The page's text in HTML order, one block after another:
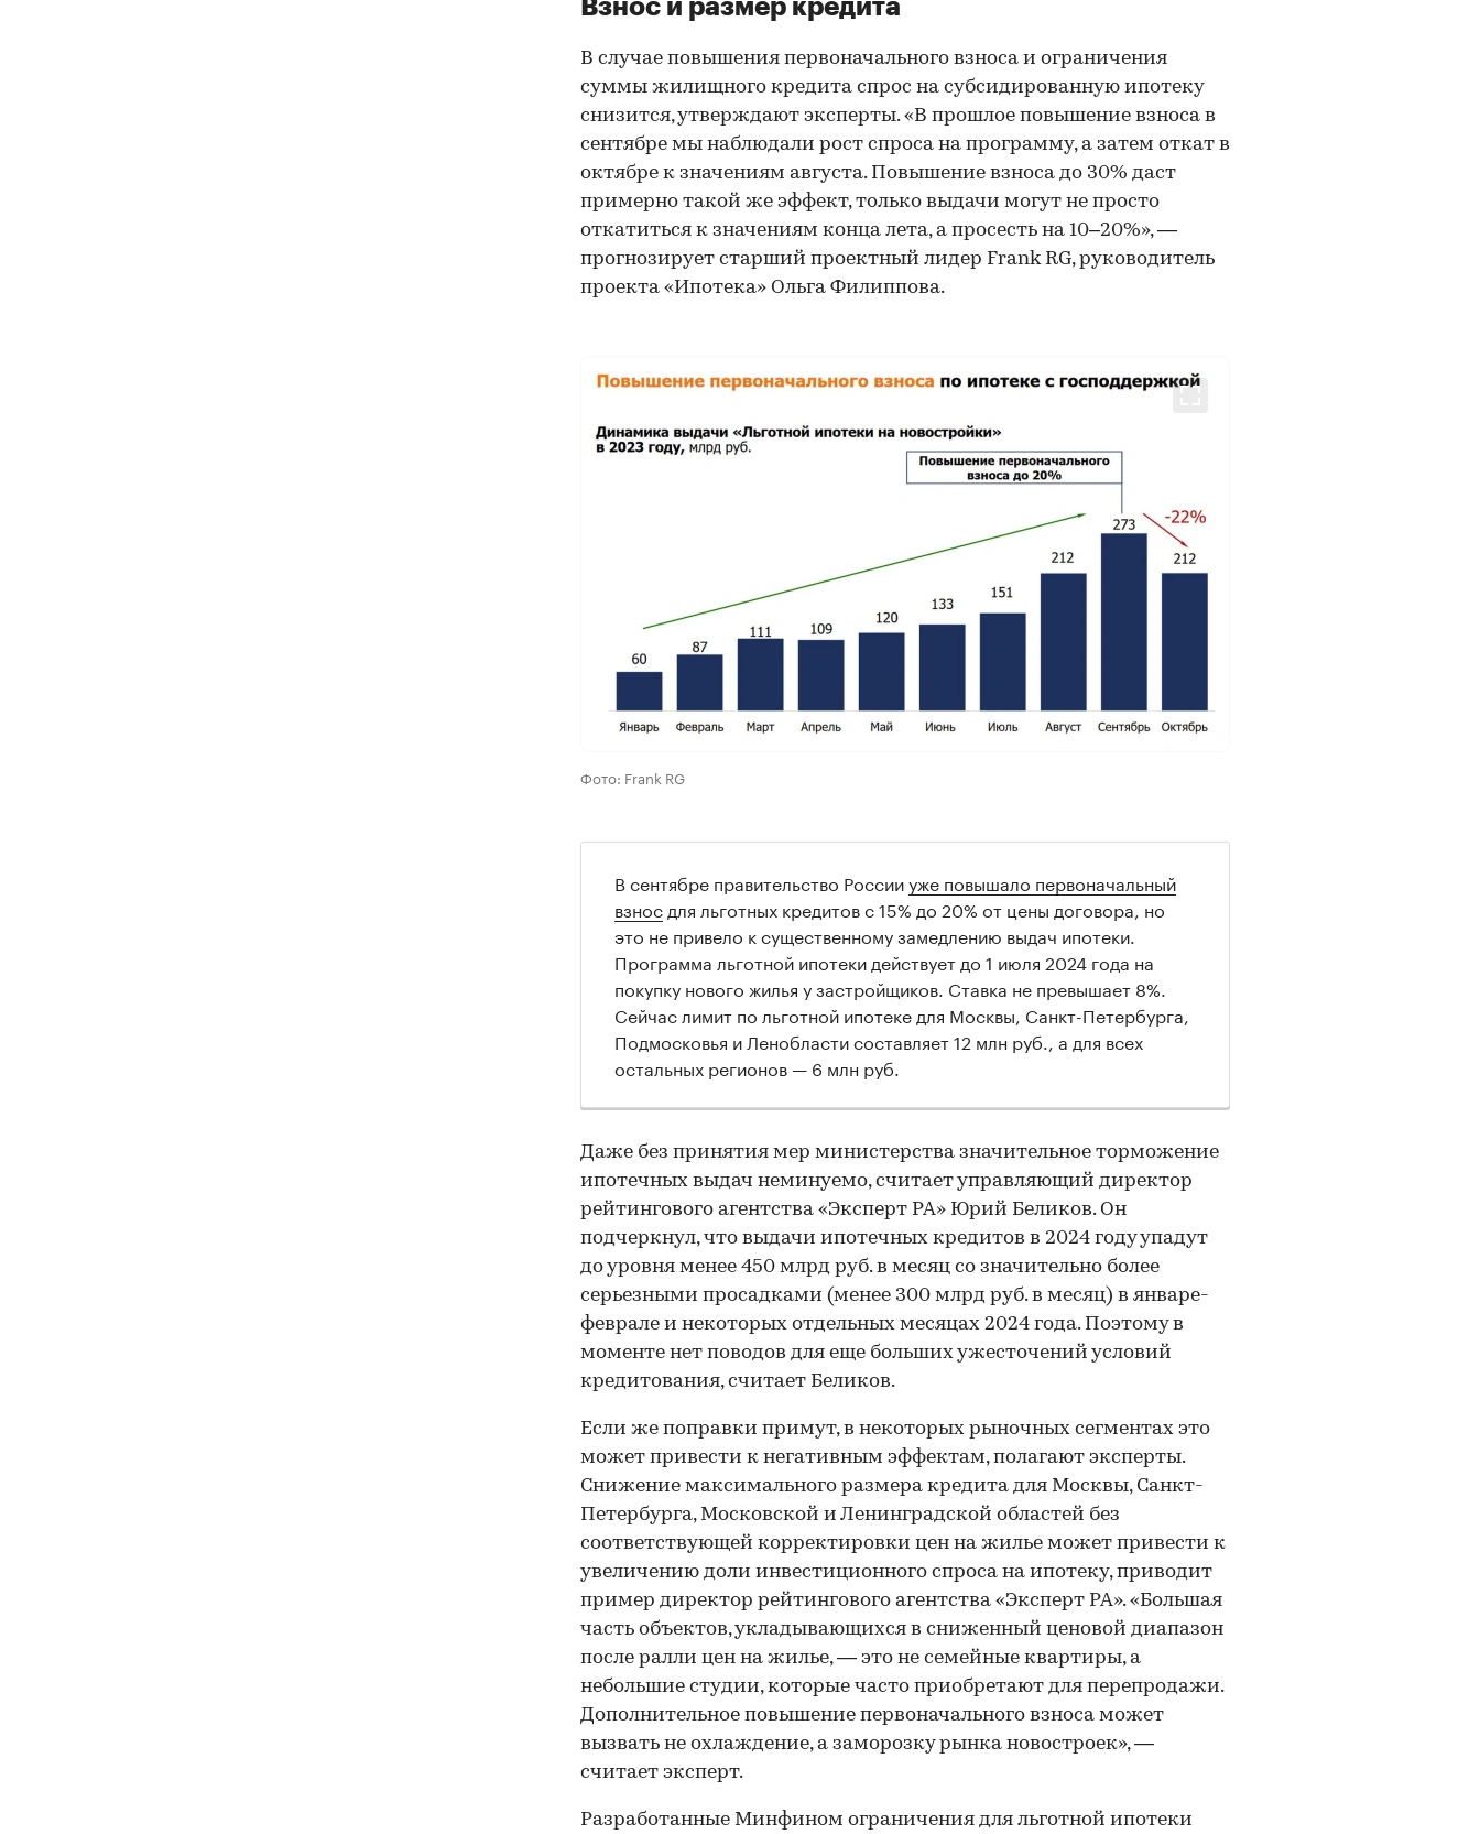
Взнос и размер кредита
В случае повышения первоначального взноса и ограничения
суммы жилищного кредита спрос на субсидированную ипотеку
снизится, утверждают эксперты. «В прошлое повышение взноса в
сентябре мы наблюдали рост спроса на программу, а затем откат в
октябре к значениям августа. Повышение взноса до 30% даст
примерно такой же эффект, только выдачи могут не просто
откатиться к значениям конца лета, а просесть на 10–20%», —
прогнозирует старший проектный лидер Frank RG, руководитель
проекта «Ипотека» Ольга Филиппова.
Фото: Frank RG
В сентябре правительство Россииуже повышало первоначальный
взнос для льготных кредитов с 15% до 20% от цены договора, но
это не привело к существенному замедлению выдач ипотеки.
Программа льготной ипотеки действует до 1 июля 2024 года на
покупку нового жилья у застройщиков. Ставка не превышает 8%.
Сейчас лимит по льготной ипотеке для Москвы, Санкт-Петербурга,
Подмосковья и Ленобласти составляет 12 млн руб., а для всех
остальных регионов — 6 млн руб.
Даже без принятия мер министерства значительное торможение
ипотечных выдач неминуемо, считает управляющий директор
рейтингового агентства «Эксперт РА» Юрий Беликов. Он
подчеркнул, что выдачи ипотечных кредитов в 2024 году упадут
до уровня менее 450 млрд руб. в месяц со значительно более
серьезными просадками (менее 300 млрд руб. в месяц) в январе-
феврале и некоторых отдельных месяцах 2024 года. Поэтому в
моменте нет поводов для еще больших ужесточений условий
кредитования, считает Беликов.
Если же поправки примут, в некоторых рыночных сегментах это
может привести к негативным эффектам, полагают эксперты.
Снижение максимального размера кредита для Москвы, Санкт-
Петербурга, Московской и Ленинградской областей без
соответствующей корректировки цен на жилье может привести к
увеличению доли инвестиционного спроса на ипотеку, приводит
пример директор рейтингового агентства «Эксперт РА». «Большая
часть объектов, укладывающихся в сниженный ценовой диапазон
после ралли цен на жилье, — это не семейные квартиры, а
небольшие студии, которые часто приобретают для перепродажи.
Дополнительное повышение первоначального взноса может
вызвать не охлаждение, а заморозку рынка новостроек», —
считает эксперт.
Разработанные Минфином ограничения для льготной ипотеки